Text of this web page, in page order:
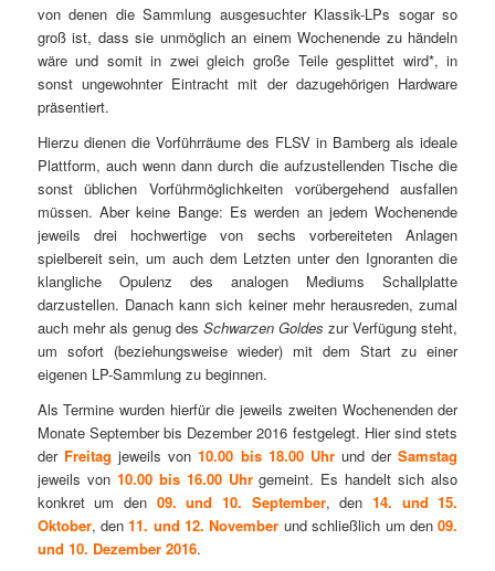
von denen die Sammlung ausgesuchter Klassik-LPs sogar so
groß ist, dass sie unmöglich an einem Wochenende zu händeln
wäre und somit in zwei gleich große Teile gesplittet wird*, in
sonst ungewohnter Eintracht mit der dazugehörigen Hardware
präsentiert.
Hierzu dienen die Vorführräume des FLSV in Bamberg als ideale
Plattform, auch wenn dann durch die aufzustellenden Tische die
sonst üblichen Vorführmöglichkeiten vorübergehend ausfallen
müssen. Aber keine Bange: Es werden an jedem Wochenende
jeweils drei hochwertige von sechs vorbereiteten Anlagen
spielbereit sein, um auch dem Letzten unter den Ignoranten die
klangliche Opulenz des analogen Mediums Schallplatte
darzustellen. Danach kann sich keiner mehr herausreden, zumal
auch mehr als genug desSchwarzen Goldes zur Verfügung steht,
um sofort (beziehungsweise wieder) mit dem Start zu einer
eigenen LP-Sammlung zu beginnen.
Als Termine wurden hierfür die jeweils zweiten Wochenenden der
Monate September bis Dezember 2016 festgelegt. Hier sind stets
der Freitag jeweils von10.00 bis 18.00 Uhrund derSamstag
jeweils von 10.00 bis 16.00 Uhrgemeint. Es handelt sich also
konkret um den 09. und 10. September, den14. und 15.
Oktober, den11. und 12. November und schließlich um den09.
und 10. Dezember 2016.